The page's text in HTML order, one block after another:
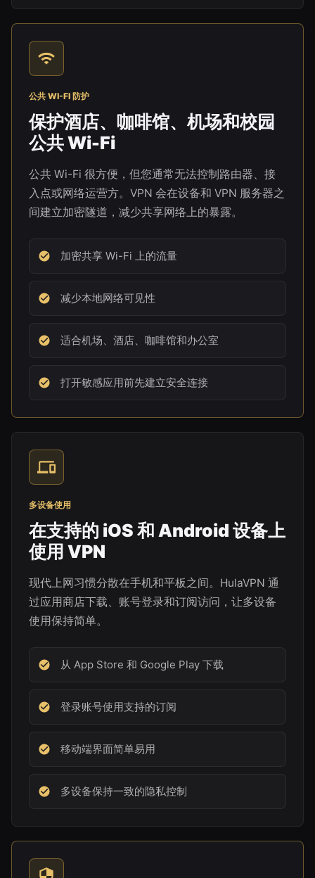
公共 WI-FI 防护
保护酒店、咖啡馆、机场和校园
公共 Wi-Fi
公共 Wi-Fi 很方便，但您通常无法控制路由器、接
入点或网络运营方。VPN 会在设备和 VPN 服务器之
间建立加密隧道，减少共享网络上的暴露。
加密共享 Wi-Fi 上的流量
减少本地网络可见性
适合机场、酒店、咖啡馆和办公室
打开敏感应用前先建立安全连接
多设备使用
在支持的 iOS 和 Android 设备上
使用 VPN
现代上网习惯分散在手机和平板之间。HulaVPN 通
过应用商店下载、账号登录和订阅访问，让多设备
使用保持简单。
从 App Store 和 Google Play 下载
登录账号使用支持的订阅
移动端界面简单易用
多设备保持一致的隐私控制